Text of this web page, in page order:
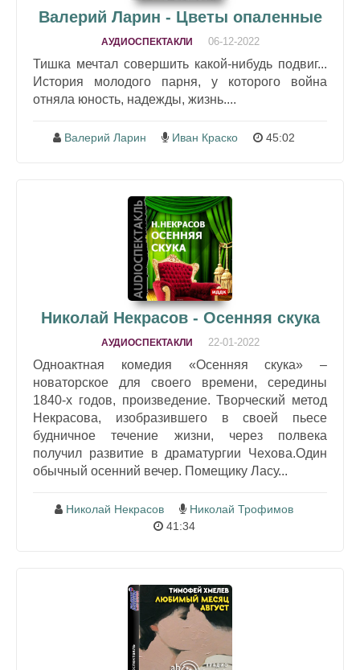
Валерий Ларин - Цветы опаленные
АУДИОСПЕКТАКЛИ 06-12-2022
Тишка мечтал совершить какой-нибудь подвиг...
История молодого парня, у которого война
отняла юность, надежды, жизнь....
Валерий Ларин Иван Краско 45:02
Николай Некрасов - Осенняя скука
АУДИОСПЕКТАКЛИ 22-01-2022
Одноактная комедия «Осенняя скука» –
новаторское для своего времени, середины
1840-х годов, произведение. Творческий метод
Некрасова, изобразившего в своей пьесе
будничное течение жизни, через полвека
получил развитие в драматургии Чехова.Один
обычный осенний вечер. Помещику Ласу...
Николай Некрасов
Николай Трофимов
41:34